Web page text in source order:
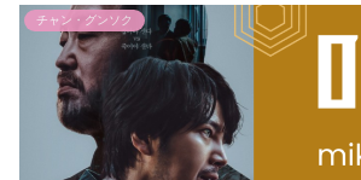
チャン・グンソク